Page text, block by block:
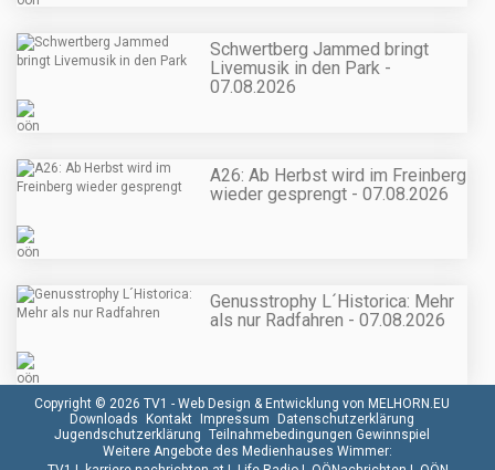
Schwertberg Jammed bringt
Livemusik in den Park -
07.08.2026
A26: Ab Herbst wird im Freinberg
wieder gesprengt - 07.08.2026
Genusstrophy L´Historica: Mehr
als nur Radfahren - 07.08.2026
Copyright © 2026 TV1 - Web Design & Entwicklung von MELHORN.EU
Downloads
Kontakt Impressum
Datenschutzerklärung
Jugendschutzerklärung Teilnahmebedingungen Gewinnspiel
Weitere Angebote des Medienhauses Wimmer: